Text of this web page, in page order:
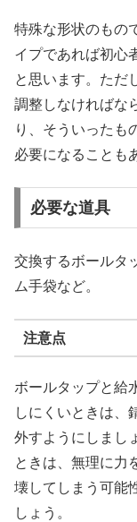
特殊な形状のもの
イプであれば初心
と思います。ただ
調整しなければな
り、そういったも
必要になることも
必要な道具
交換するボールタ
ム手袋など。
注意点
ボールタップと給
しにくいときは、
外すようにしまし
ときは、無理に力
壊してしまう可能
しょう。